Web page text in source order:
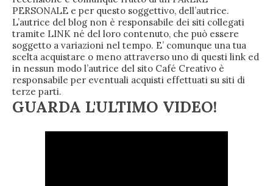
PERSONALE e per questo soggettivo, dell’autrice.
L’autrice del blog non è responsabile dei siti collegati
tramite LINK né del loro contenuto, che può essere
soggetto a variazioni nel tempo. E’ comunque una tua
scelta acquistare o meno attraverso uno di questi link ed
in nessun modo l’autrice del sito Café Creativo è
responsabile per eventuali acquisti effettuati su siti di
terze parti.
GUARDA L'ULTIMO VIDEO!